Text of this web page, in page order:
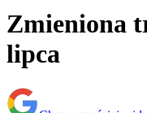
Zmieniona
lipca